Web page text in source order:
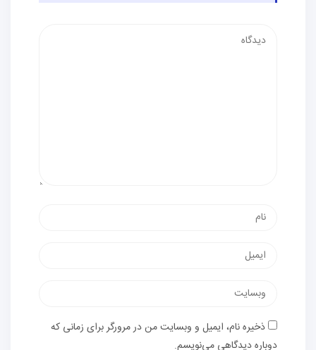
پست
وب‌سایت
ذخیره نام، ایمیل و وبسایت من در مرورگر برای زمانی که
دوباره دیدگاهی می‌نویسم.